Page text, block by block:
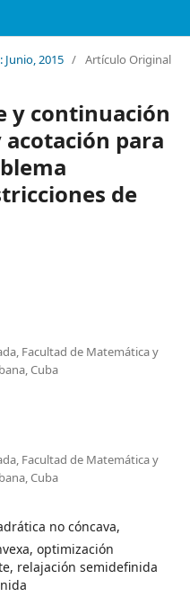
Junio, 2015 / Artículo Original
y continuación
para
de
Facultad de Matemática y
Cuba
Facultad de Matemática y
Cuba
no cóncava,
optimización
relajación semidefinida